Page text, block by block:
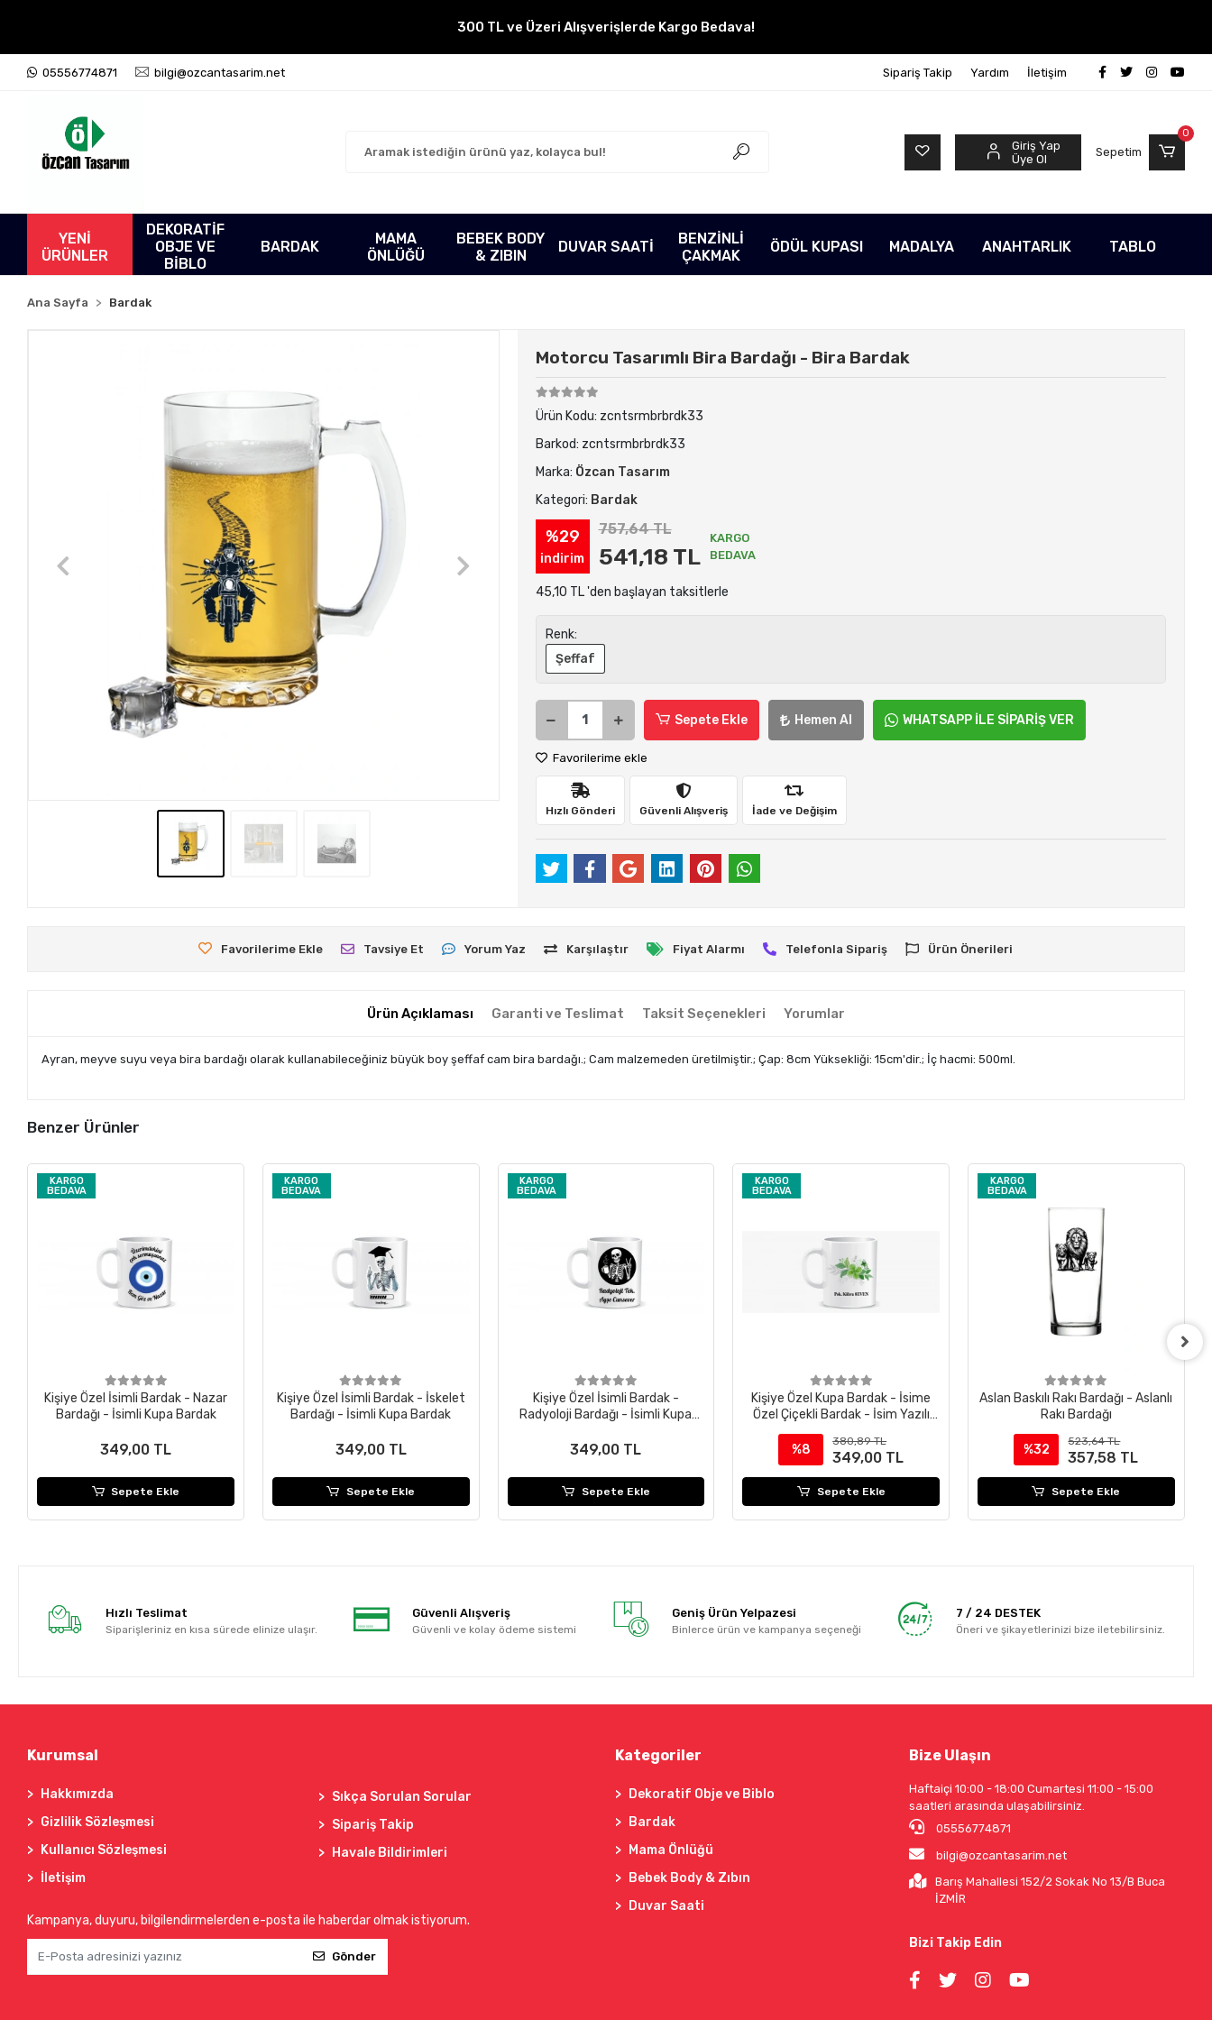
300 TL ve Üzeri Alışverişlerde Kargo Bedava!
05556774871 bilgi@ozcantasarim.net Sipariş Takip Yardım İletişim
Giriş Yap
Üye Ol
Sepetim
0
YENİ
ÜRÜNLER
DEKORATİF
OBJE VE
BİBLO
BARDAK
MAMA
ÖNLÜĞÜ
BEBEK BODY
& ZIBIN
DUVAR SAATİ
BENZİNLİ
ÇAKMAK
ÖDÜL KUPASI MADALYA ANAHTARLIK TABLO
Ana Sayfa Bardak
Motorcu Tasarımlı Bira Bardağı - Bira Bardak
Ürün Kodu: zcntsrmbrbrdk33
Barkod: zcntsrmbrbrdk33
Marka: Özcan Tasarım
Kategori: Bardak
%29
indirim
757,64 TL
541,18 TL
KARGO
BEDAVA
45,10 TL 'den başlayan taksitlerle
Renk:
Şeffaf
Sepete Ekle Hemen Al WHATSAPP İLE SİPARİŞ VER
Favorilerime ekle
Hızlı Gönderi Güvenli Alışveriş İade ve Değişim
Favorilerime Ekle Tavsiye Et Yorum Yaz Karşılaştır Fiyat Alarmı Telefonla Sipariş Ürün Önerileri
Ürün Açıklaması Garanti ve Teslimat Taksit Seçenekleri Yorumlar
Ayran, meyve suyu veya bira bardağı olarak kullanabileceğiniz büyük boy şeffaf cam bira bardağı.; Cam malzemeden üretilmiştir.; Çap: 8cm Yüksekliği: 15cm'dir.; İç hacmi: 500ml.
Benzer Ürünler
KARGO
BEDAVA
Kişiye Özel İsimli Bardak - Nazar
Bardağı - İsimli Kupa Bardak
349,00 TL
Sepete Ekle
KARGO
BEDAVA
Kişiye Özel İsimli Bardak - İskelet
Bardağı - İsimli Kupa Bardak
349,00 TL
Sepete Ekle
KARGO
BEDAVA
Kişiye Özel İsimli Bardak -
Radyoloji Bardağı - İsimli Kupa
349,00 TL
Sepete Ekle
KARGO
BEDAVA
Kişiye Özel Kupa Bardak - İsime
Özel Çiçekli Bardak - İsim Yazılı
Bardak
%8
380,89 TL
349,00 TL
Sepete Ekle
KARGO
BEDAVA
Aslan Baskılı Rakı Bardağı - Aslanlı
Rakı Bardağı
%32
523,64 TL
357,58 TL
Sepete Ekle
Hızlı Teslimat
Siparişleriniz en kısa sürede elinize ulaşır.
Güvenli Alışveriş
Güvenli ve kolay ödeme sistemi
Geniş Ürün Yelpazesi
Binlerce ürün ve kampanya seçeneği
7 / 24 DESTEK
Öneri ve şikayetlerinizi bize iletebilirsiniz.
Kurumsal
Hakkımızda
Gizlilik Sözleşmesi
Kullanıcı Sözleşmesi
İletişim
Sıkça Sorulan Sorular
Sipariş Takip
Havale Bildirimleri
Kampanya, duyuru, bilgilendirmelerden e-posta ile haberdar olmak istiyorum.
Gönder
Kategoriler
Dekoratif Obje ve Biblo
Bardak
Mama Önlüğü
Bebek Body & Zıbın
Duvar Saati
Bize Ulaşın
Haftaiçi 10:00 - 18:00 Cumartesi 11:00 - 15:00
saatleri arasında ulaşabilirsiniz.
05556774871
bilgi@ozcantasarim.net
Barış Mahallesi 152/2 Sokak No 13/B Buca
İZMİR
Bizi Takip Edin